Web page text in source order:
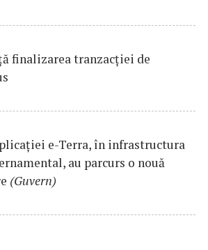
finalizarea tranzacției de
e-Terra, în infrastructura
au parcurs o nouă
(Guvern)